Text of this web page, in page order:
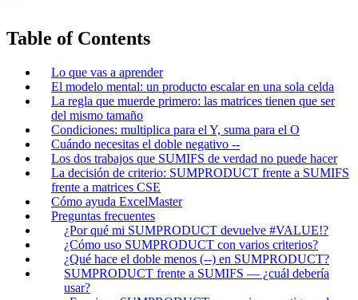
Table of Contents
Lo que vas a aprender
El modelo mental: un producto escalar en una sola celda
La regla que muerde primero: las matrices tienen que ser
del mismo tamaño
Condiciones: multiplica para el Y, suma para el O
Cuándo necesitas el doble negativo --
Los dos trabajos que SUMIFS de verdad no puede hacer
La decisión de criterio: SUMPRODUCT frente a SUMIFS
frente a matrices CSE
Cómo ayuda ExcelMaster
Preguntas frecuentes
¿Por qué mi SUMPRODUCT devuelve #VALUE!?
¿Cómo uso SUMPRODUCT con varios criterios?
¿Qué hace el doble menos (--) en SUMPRODUCT?
SUMPRODUCT frente a SUMIFS — ¿cuál debería
usar?